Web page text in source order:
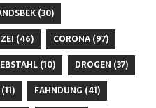
(30)
(46) CORONA (97)
(10) DROGEN (37)
(11) FAHNDUNG (41)